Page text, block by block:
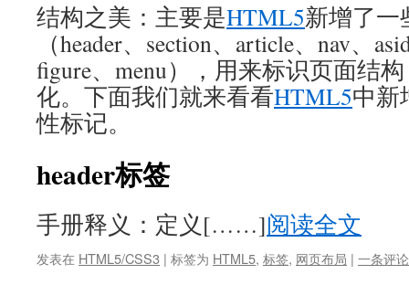
结构之美：主要是HTML5新增了一
（header、section、article、nav、
figure、menu），用来标识页面结
化。下面我们就来看看HTML5中新
性标记。
header标签
手册释义：定义[……]阅读全文
发表在 HTML5/CSS3 | 标签为 HTML5, 标签, 网页布局 | 一条评论